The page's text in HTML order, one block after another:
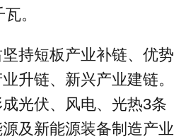
。
短板产业补链、优势
升链、新兴产业建链。
光伏、风电、光热3条
及新能源装备制造产业